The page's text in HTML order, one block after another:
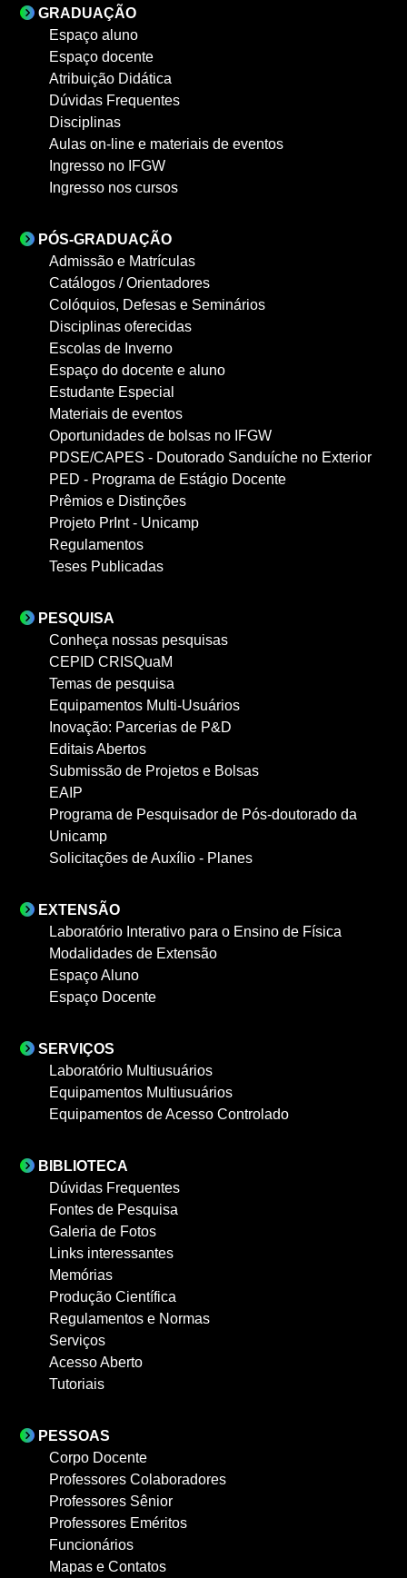
GRADUAÇÃO
Espaço aluno
Espaço docente
Atribuição Didática
Dúvidas Frequentes
Disciplinas
Aulas on-line e materiais de eventos
Ingresso no IFGW
Ingresso nos cursos
PÓS-GRADUAÇÃO
Admissão e Matrículas
Catálogos / Orientadores
Colóquios, Defesas e Seminários
Disciplinas oferecidas
Escolas de Inverno
Espaço do docente e aluno
Estudante Especial
Materiais de eventos
Oportunidades de bolsas no IFGW
PDSE/CAPES - Doutorado Sanduíche no Exterior
PED - Programa de Estágio Docente
Prêmios e Distinções
Projeto PrInt - Unicamp
Regulamentos
Teses Publicadas
PESQUISA
Conheça nossas pesquisas
CEPID CRISQuaM
Temas de pesquisa
Equipamentos Multi-Usuários
Inovação: Parcerias de P&D
Editais Abertos
Submissão de Projetos e Bolsas
EAIP
Programa de Pesquisador de Pós-doutorado da
Unicamp
Solicitações de Auxílio - Planes
EXTENSÃO
Laboratório Interativo para o Ensino de Física
Modalidades de Extensão
Espaço Aluno
Espaço Docente
SERVIÇOS
Laboratório Multiusuários
Equipamentos Multiusuários
Equipamentos de Acesso Controlado
BIBLIOTECA
Dúvidas Frequentes
Fontes de Pesquisa
Galeria de Fotos
Links interessantes
Memórias
Produção Científica
Regulamentos e Normas
Serviços
Acesso Aberto
Tutoriais
PESSOAS
Corpo Docente
Professores Colaboradores
Professores Sênior
Professores Eméritos
Funcionários
Mapas e Contatos